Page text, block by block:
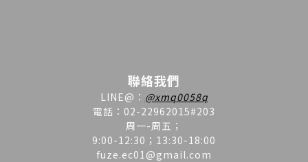
聯絡我們
LINE@ ： @xmq0058q
電話：02-22962015#203
周一-周五；
9:00-12:30；13:30-18:00
fuze.ec01@gmail.com